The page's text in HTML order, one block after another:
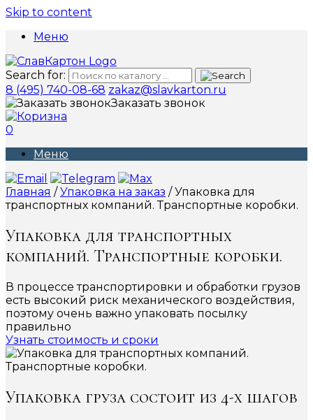
Skip to content
Меню
Search for:
8 (495) 740-08-68 zakaz@slavkarton.ru
Заказать звонок
0
Меню
Главная /Упаковка на заказ / Упаковка для
транспортных компаний. Транспортные коробки.
Упаковка для транспортных
компаний. Транспортные коробки.
В процессе транспортировки и обработки грузов
есть высокий риск механического воздействия,
поэтому очень важно упаковать посылку
правильно
Узнать стоимость и сроки
Упаковка груза состоит из 4-х шагов